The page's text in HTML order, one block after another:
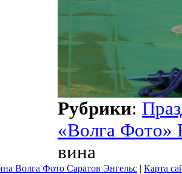
Рубрики:
«Волга Фото»
вина
Волга Фото Саратов Энгельс | Карта